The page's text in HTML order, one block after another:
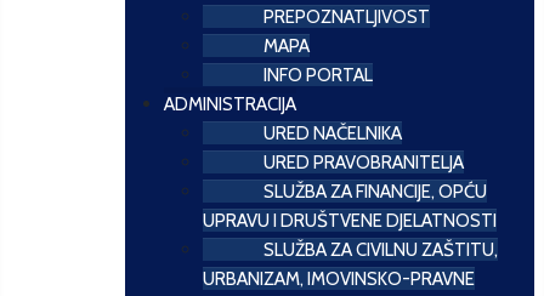
PREPOZNATLJIVOST
MAPA
INFO PORTAL
ADMINISTRACIJA
URED NAČELNIKA
URED PRAVOBRANITELJA
SLUŽBA ZA FINANCIJE, OPĆU
UPRAVU I DRUŠTVENE DJELATNOSTI
SLUŽBA ZA CIVILNU ZAŠTITU,
URBANIZAM, IMOVINSKO-PRAVNE